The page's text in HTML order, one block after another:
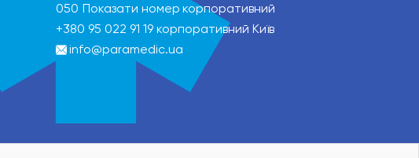
050 Показати номер корпоративний
+380 95 022 91 19 корпоративний Київ
info@paramedic.ua